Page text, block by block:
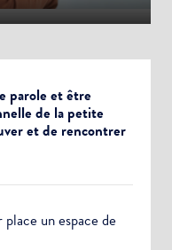
parole et être
de la petite
et de rencontrer
un espace de